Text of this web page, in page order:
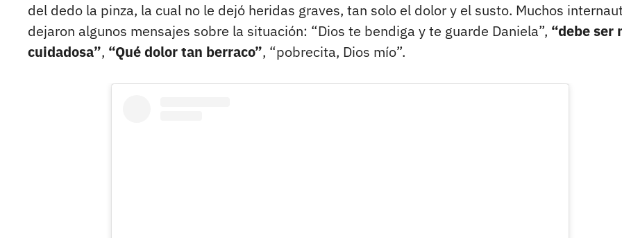
del dedo la pinza, la cual no le dejó heridas graves, tan solo el dolor y el susto. Muchos
dejaron algunos mensajes sobre la situación: “Dios te bendiga y te guarde Daniela”, “debe ser
cuidadosa”, “Qué dolor tan berraco”, “pobrecita, Dios mío”.